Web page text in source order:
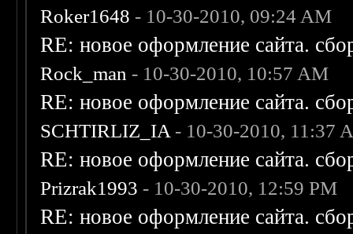
Roker1648 - 10-30-2010, 09:24 AM
RE: новое оформление сайта.
Rock_man - 10-30-2010, 10:57 AM
RE: новое оформление сайта.
SCHTIRLIZ_IA - 10-30-2010, 11:37
RE: новое оформление сайта.
Prizrak1993 - 10-30-2010, 12:59 PM
RE: новое оформление сайта.